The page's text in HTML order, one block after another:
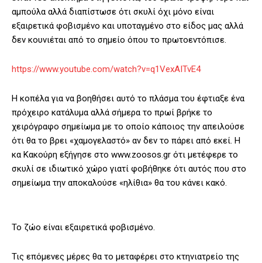
αμπούλα αλλά διαπίστωσε ότι σκυλί όχι μόνο είναι
εξαιρετικά φοβισμένο και υποταγμένο στο είδος μας αλλά
δεν κουνιέται από το σημείο όπου το πρωτοεντόπισε.
https://www.youtube.com/watch?v=q1VexAITvE4
Η κοπέλα για να βοηθήσει αυτό το πλάσμα του έφτιαξε ένα
πρόχειρο κατάλυμα αλλά σήμερα το πρωί βρήκε το
χειρόγραφο σημείωμα με το οποίο κάποιος την απειλούσε
ότι θα το βρει «χαμογελαστό» αν δεν το πάρει από εκεί. Η
κα Κακούρη εξήγησε στο www.zoosos.gr ότι μετέφερε το
σκυλί σε ιδιωτικό χώρο γιατί φοβήθηκε ότι αυτός που στο
σημείωμα την αποκαλούσε «ηλίθια» θα του κάνει κακό.
Το ζώο είναι εξαιρετικά φοβισμένο.
Τις επόμενες μέρες θα το μεταφέρει στο κτηνιατρείο της